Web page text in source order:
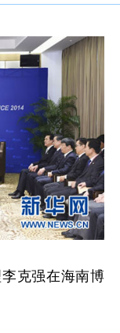
克强在海南博